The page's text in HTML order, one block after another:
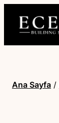
Ana Sayfa /